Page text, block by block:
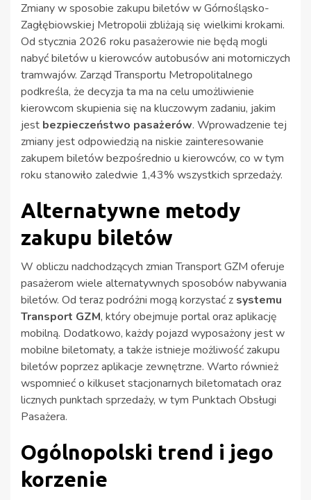
Zmiany w sposobie zakupu biletów w Górnośląsko-
Zagłębiowskiej Metropolii zbliżają się wielkimi krokami.
Od stycznia 2026 roku pasażerowie nie będą mogli
nabyć biletów u kierowców autobusów ani motorniczych
tramwajów. Zarząd Transportu Metropolitalnego
podkreśla, że decyzja ta ma na celu umożliwienie
kierowcom skupienia się na kluczowym zadaniu, jakim
jest bezpieczeństwo pasażerów. Wprowadzenie tej
zmiany jest odpowiedzią na niskie zainteresowanie
zakupem biletów bezpośrednio u kierowców, co w tym
roku stanowiło zaledwie 1,43% wszystkich sprzedaży.
Alternatywne metody
zakupu biletów
W obliczu nadchodzących zmian Transport GZM oferuje
pasażerom wiele alternatywnych sposobów nabywania
biletów. Od teraz podróżni mogą korzystać z systemu
Transport GZM, który obejmuje portal oraz aplikację
mobilną. Dodatkowo, każdy pojazd wyposażony jest w
mobilne biletomaty, a także istnieje możliwość zakupu
biletów poprzez aplikacje zewnętrzne. Warto również
wspomnieć o kilkuset stacjonarnych biletomatach oraz
licznych punktach sprzedaży, w tym Punktach Obsługi
Pasażera.
Ogólnopolski trend i jego
korzenie